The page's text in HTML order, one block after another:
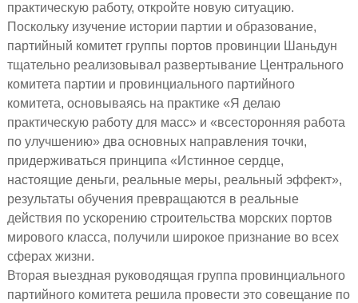
практическую работу, откройте новую ситуацию.
Поскольку изучение истории партии и образование,
партийный комитет группы портов провинции Шаньдун
тщательно реализовывал развертывание Центрального
комитета партии и провинциального партийного
комитета, основываясь на практике «Я делаю
практическую работу для масс» и «всесторонняя работа
по улучшению» два основных направления точки,
придерживаться принципа «Истинное сердце,
настоящие деньги, реальные меры, реальный эффект»,
результаты обучения превращаются в реальные
действия по ускорению строительства морских портов
мирового класса, получили широкое признание во всех
сферах жизни.
Вторая выездная руководящая группа провинциального
партийного комитета решила провести это совещание по